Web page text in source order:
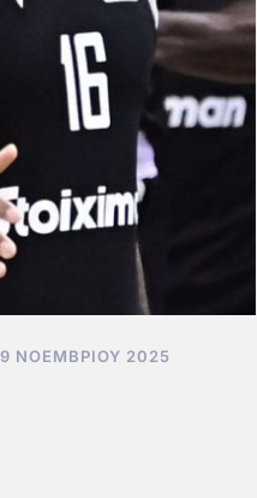
ΝΟΕΜΒΡΊΟΥ 2025